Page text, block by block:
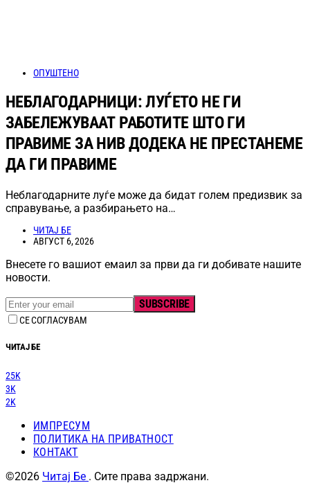
ОПУШТЕНО
НЕБЛАГОДАРНИЦИ: ЛУЃЕТО НЕ ГИ
ЗАБЕЛЕЖУВААТ РАБОТИТЕ ШТО ГИ
ПРАВИМЕ ЗА НИВ ДОДЕКА НЕ ПРЕСТАНЕМЕ
ДА ГИ ПРАВИМЕ
Неблагодарните луѓе може да бидат голем предизвик за
справување, а разбирањето на…
ЧИТАЈ БЕ
АВГУСТ 6, 2026
Внесете го вашиот емаил за први да ги добивате нашите
новости.
SUBSCRIBE
СЕ СОГЛАСУВАМ
ЧИТАЈ БЕ
25K
3K
2K
ИМПРЕСУМ
ПОЛИТИКА НА ПРИВАТНОСТ
КОНТАКТ
©2026 Читај Бе . Сите права задржани.